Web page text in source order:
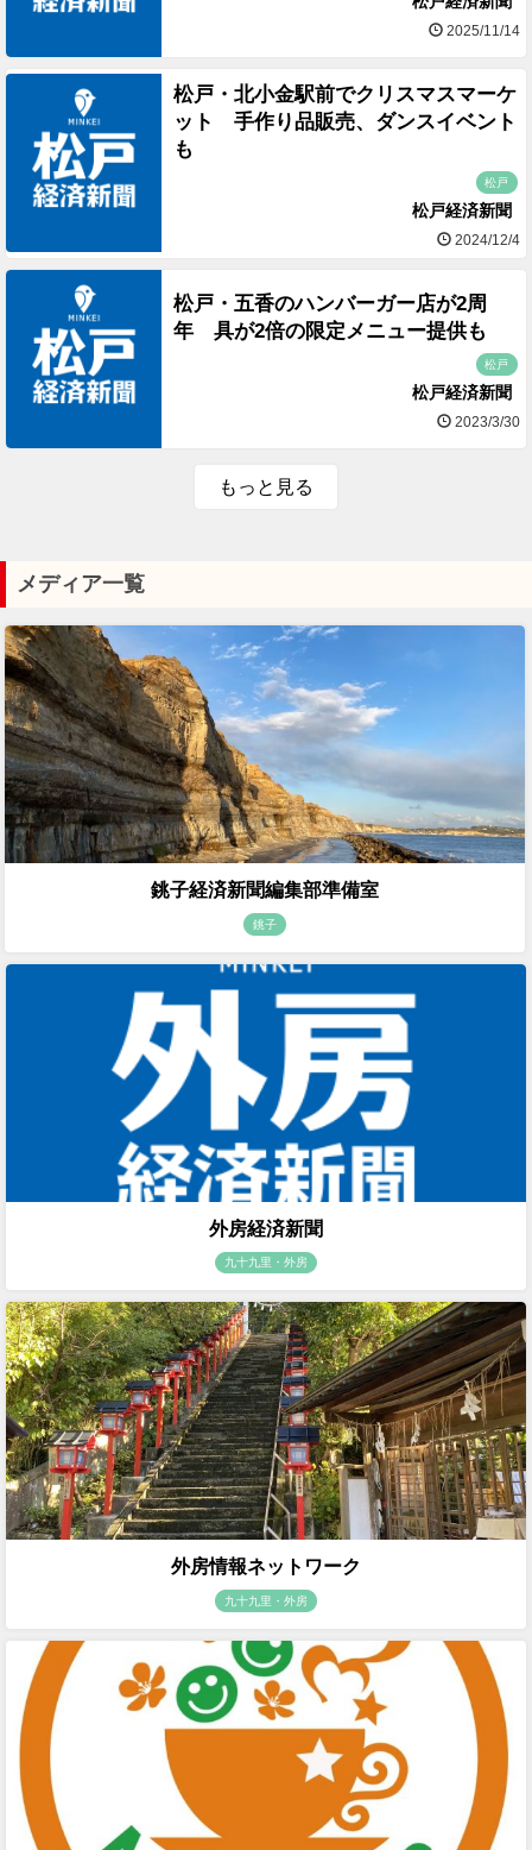
2025/11/14
松戸・北小金駅前でクリスマスマーケ
ット 手作り品販売、ダンスイベント
も
松戸
松戸経済新聞
2024/12/4
松戸・五香のハンバーガー店が2周
年 具が2倍の限定メニュー提供も
松戸
松戸経済新聞
2023/3/30
もっと見る
メディア一覧
銚子経済新聞編集部準備室
銚子
外房経済新聞
九十九里・外房
外房情報ネットワーク
九十九里・外房